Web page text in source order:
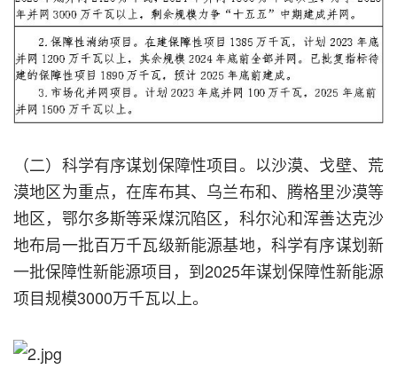
（二）科学有序谋划保障性项目。以沙漠、戈壁、荒
漠地区为重点，在库布其、乌兰布和、腾格里沙漠等
地区，鄂尔多斯等采煤沉陷区，科尔沁和浑善达克沙
地布局一批百万千瓦级新能源基地，科学有序谋划新
一批保障性新能源项目，到2025年谋划保障性新能源
项目规模3000万千瓦以上。